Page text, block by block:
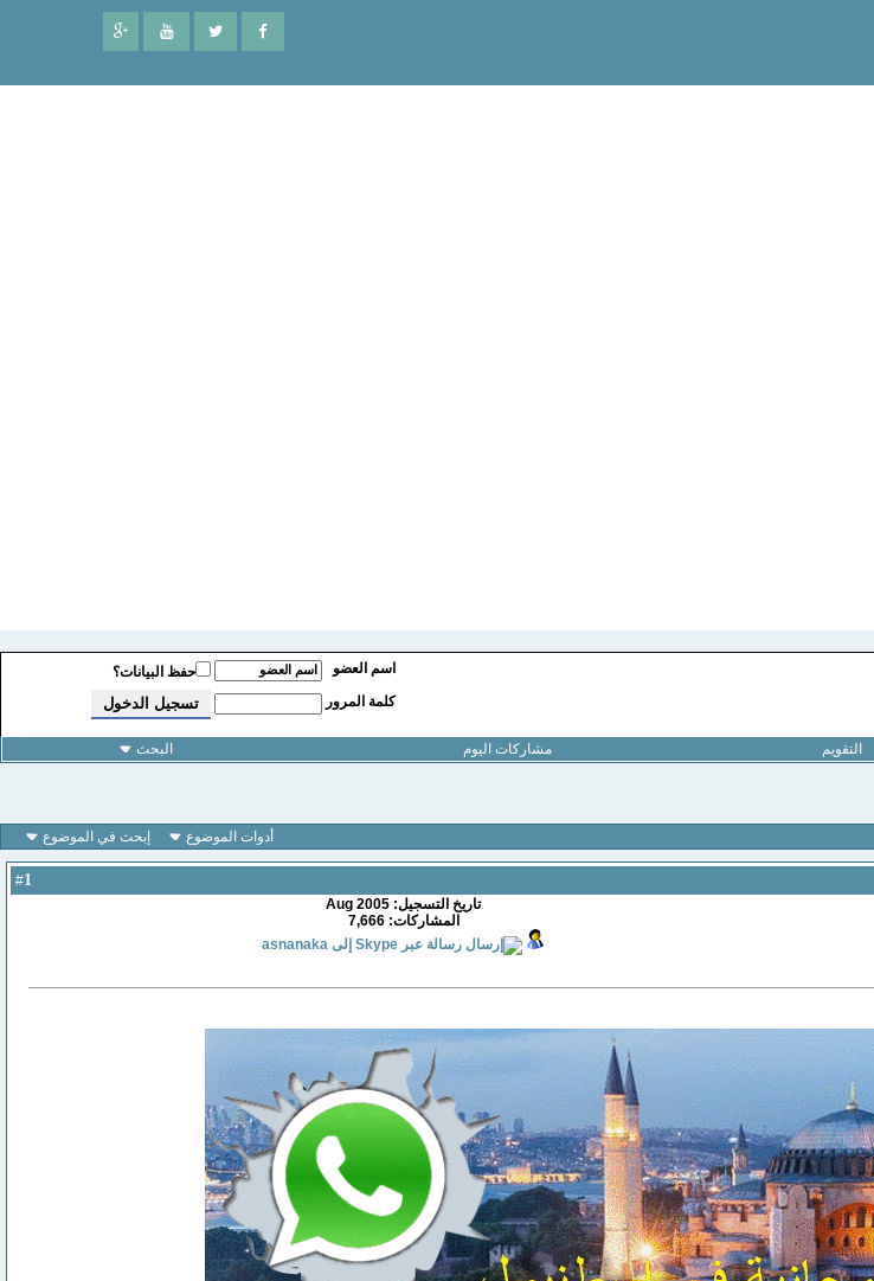
اسم العضو
حفظ البيانات؟
كلمة المرور
التقويم مشاركات اليوم البحث
أدوات الموضوع إبحث في الموضوع
1
تاريخ التسجيل: Aug 2005
المشاركات: 7,666